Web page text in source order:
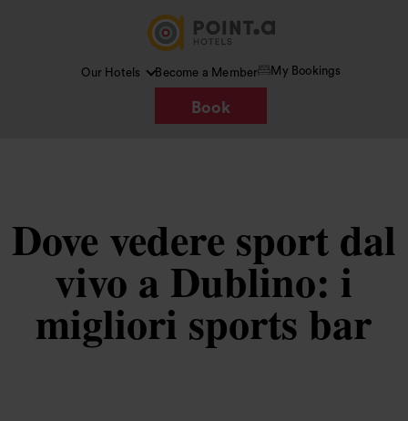
Our Hotels Become a Member My Bookings
Book
Dove vedere sport dal
vivo a Dublino: i
migliori sports bar